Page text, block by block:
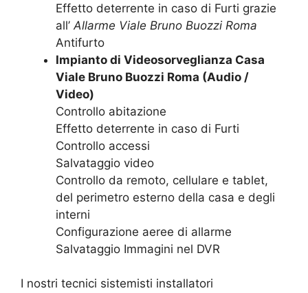
Effetto deterrente in caso di Furti grazie
all’ Allarme Viale Bruno Buozzi Roma
Antifurto
Impianto di Videosorveglianza Casa
Viale Bruno Buozzi Roma (Audio /
Video)
Controllo abitazione
Effetto deterrente in caso di Furti
Controllo accessi
Salvataggio video
Controllo da remoto, cellulare e tablet,
del perimetro esterno della casa e degli
interni
Configurazione aeree di allarme
Salvataggio Immagini nel DVR
I nostri tecnici sistemisti installatori